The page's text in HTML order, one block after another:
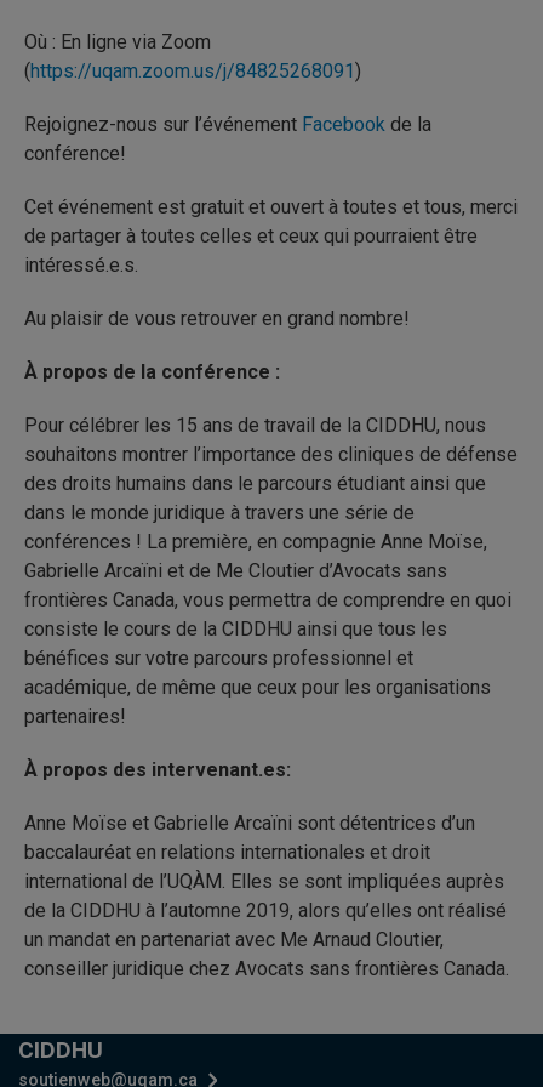
Où : En ligne via Zoom
(https://uqam.zoom.us/j/84825268091 )
Rejoignez-nous sur l’événement Facebook de la
conférence!
Cet événement est gratuit et ouvert à toutes et tous, merci
de partager à toutes celles et ceux qui pourraient être
intéressé.e.s.
Au plaisir de vous retrouver en grand nombre!
À propos de la conférence :
Pour célébrer les 15 ans de travail de la CIDDHU, nous
souhaitons montrer l’importance des cliniques de défense
des droits humains dans le parcours étudiant ainsi que
dans le monde juridique à travers une série de
conférences ! La première, en compagnie Anne Moïse,
Gabrielle Arcaïni et de Me Cloutier d’Avocats sans
frontières Canada, vous permettra de comprendre en quoi
consiste le cours de la CIDDHU ainsi que tous les
bénéfices sur votre parcours professionnel et
académique, de même que ceux pour les organisations
partenaires!
À propos des intervenant.es:
Anne Moïse et Gabrielle Arcaïni sont détentrices d’un
baccalauréat en relations internationales et droit
international de l’UQÀM. Elles se sont impliquées auprès
de la CIDDHU à l’automne 2019, alors qu’elles ont réalisé
un mandat en partenariat avec Me Arnaud Cloutier,
conseiller juridique chez Avocats sans frontières Canada.
CIDDHU
soutienweb@uqam.ca